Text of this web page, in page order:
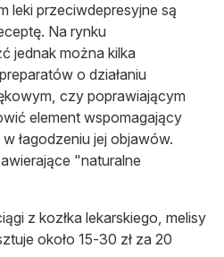
leki przeciwdepresyjne są
Na rynku
jednak można kilka
o działaniu
czy poprawiającym
element wspomagający
łagodzeniu jej objawów.
"naturalne
z kozłka lekarskiego, melisy
około 15-30 zł za 20